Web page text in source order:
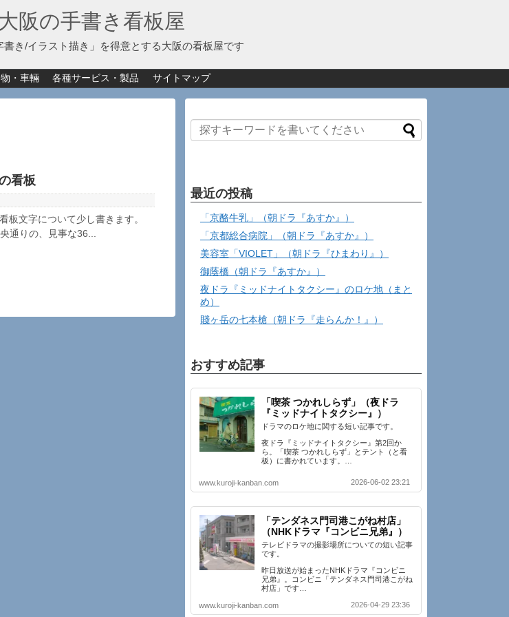
阪の手書き看板屋
書き/イラスト描き」を得意とする大阪の看板屋です
・車輛 各種サービス・製品 サイトマップ
看板
板文字について少し書きます。
通りの、見事な36...
最近の投稿
「京酪牛乳」（朝ドラ『あすか』）
「京都総合病院」（朝ドラ『あすか』）
美容室「VIOLET」（朝ドラ『ひまわり』）
御蔭橋（朝ドラ『あすか』）
夜ドラ『ミッドナイトタクシー』のロケ地（まと
め）
賤ヶ岳の七本槍（朝ドラ『走らんか！』）
おすすめ記事
「喫茶 つかれしらず」（夜ドラ
『ミッドナイトタクシー』）
ドラマのロケ地に関する短い記事です。
夜ドラ『ミッドナイトタクシー』第2回か
ら。「喫茶 つかれしらず」とテント（と看
板）に書かれています。…
www.kuroji-kanban.com 2026-06-02 23:21
「テンダネス門司港こがね村店」
（NHKドラマ『コンビニ兄弟』）
テレビドラマの撮影場所についての短い記事
です。
昨日放送が始まったNHKドラマ『コンビニ
兄弟』。コンビニ「テンダネス門司港こがね
村店」です…
www.kuroji-kanban.com 2026-04-29 23:36